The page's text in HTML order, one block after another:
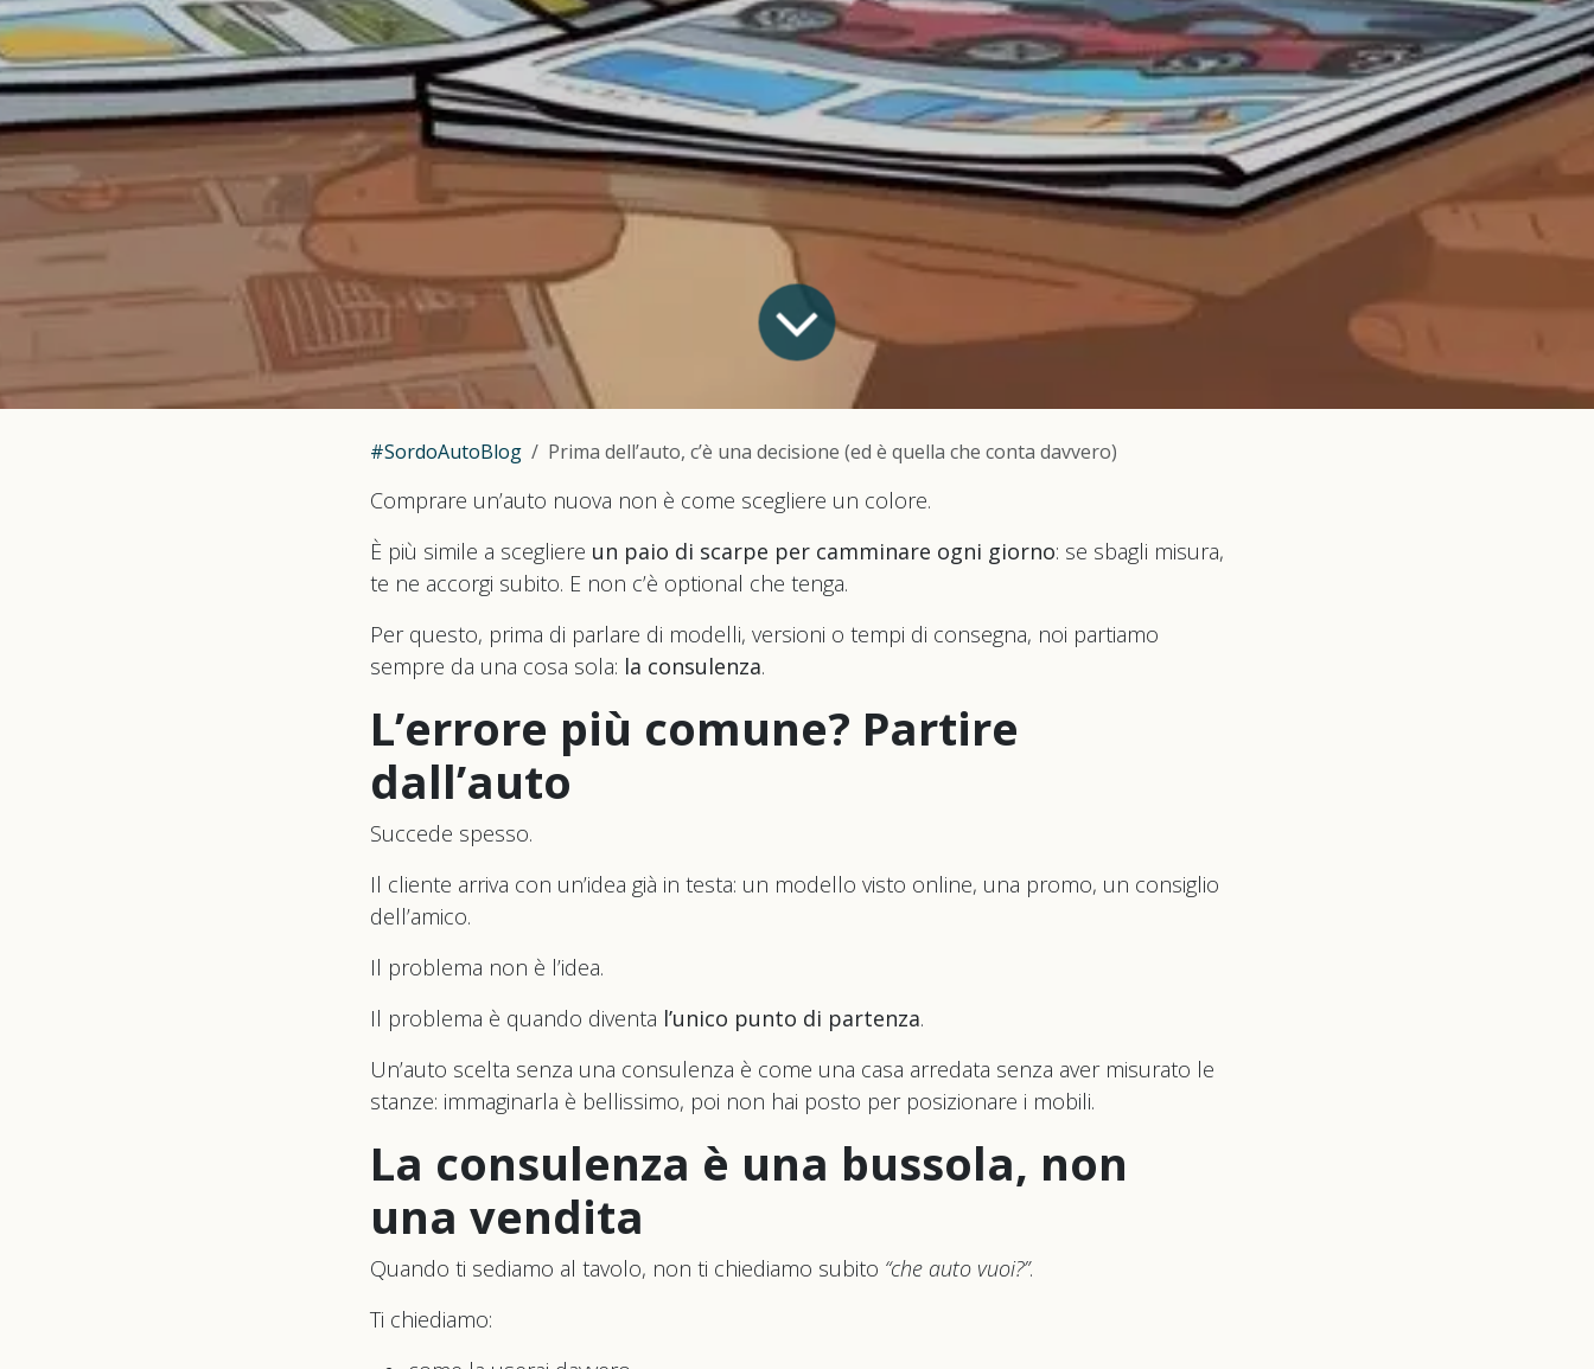
#SordoAutoBlog Prima dell’auto, c’è una decisione (ed è quella che conta davvero)
Comprare un’auto nuova non è come scegliere un colore.
È più simile a scegliere un paio di scarpe per camminare ogni giorno: se sbagli misura,
te ne accorgi subito. E non c’è optional che tenga.
Per questo, prima di parlare di modelli, versioni o tempi di consegna, noi partiamo
sempre da una cosa sola: la consulenza.
L’errore più comune? Partire
dall’auto
Succede spesso.
Il cliente arriva con un’idea già in testa: un modello visto online, una promo, un consiglio
dell’amico.
Il problema non è l’idea.
Il problema è quando diventa l’unico punto di partenza.
Un’auto scelta senza una consulenza è come una casa arredata senza aver misurato le
stanze: immaginarla è bellissimo, poi non hai posto per posizionare i mobili.
La consulenza è una bussola, non
una vendita
Quando ti sediamo al tavolo, non ti chiediamo subito “che auto vuoi?”.
Ti chiediamo: